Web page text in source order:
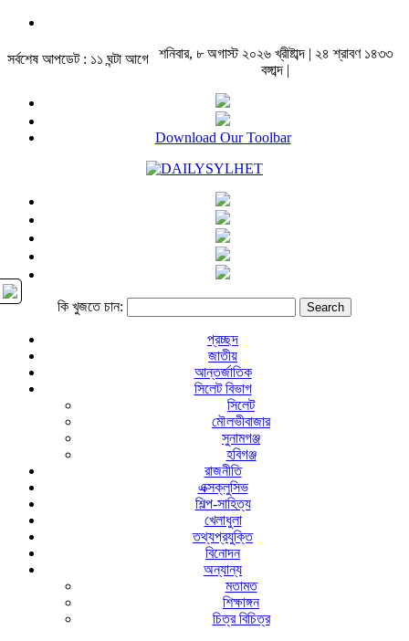
সর্বশেষ আপডেট : ১১ ঘন্টা আগে
শনিবার, ৮ অগাস্ট ২০২৬ খ্রীষ্টাব্দ | ২৪ শ্রাবণ ১৪৩৩
বঙ্গাব্দ |
Download Our Toolbar
কি খুজতে চান:
প্রচ্ছদ
জাতীয়
আন্তর্জাতিক
সিলেট বিভাগ
সিলেট
মৌলভীবাজার
সুনামগঞ্জ
হবিগঞ্জ
রাজনীতি
এক্সক্লুসিভ
শিল্প-সাহিত্য
খেলাধুলা
তথ্যপ্রযুক্তি
বিনোদন
অন্যান্য
মতামত
শিক্ষাঙ্গন
চিত্র বিচিত্র